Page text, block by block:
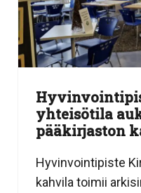
yhteisötila
pääkirjaston
Hyvinvointipiste
kahvila toimii